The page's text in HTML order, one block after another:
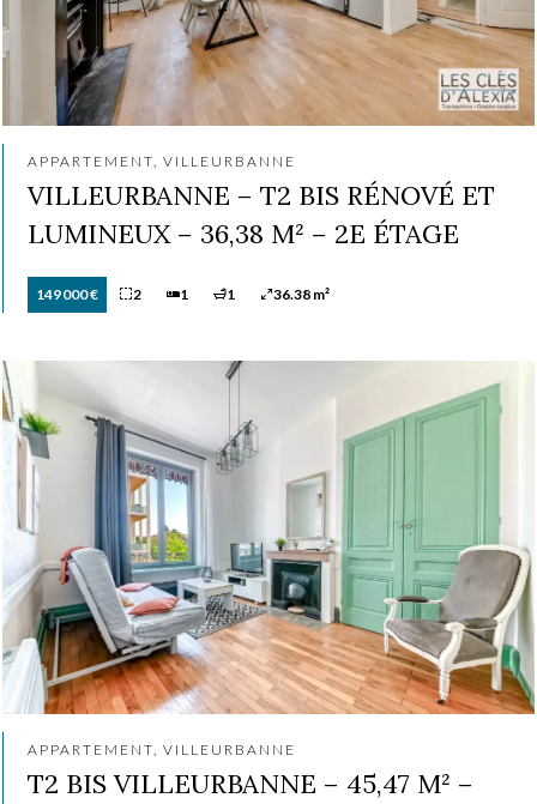
APPARTEMENT, VILLEURBANNE
VILLEURBANNE – T2 BIS RÉNOVÉ ET
LUMINEUX – 36,38 M² – 2E ÉTAGE
149 000 € 2 1 1 36.38 m²
APPARTEMENT, VILLEURBANNE
T2 BIS VILLEURBANNE – 45,47 M² –